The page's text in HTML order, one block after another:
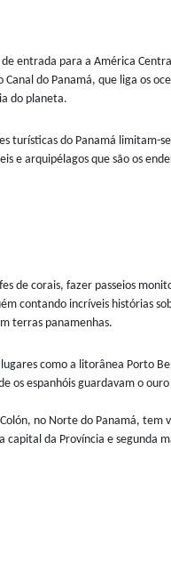
entrada para a América
do Panamá, que liga os
do planeta.
turísticas do Panamá limitam-
e arquipélagos que são os
de corais, fazer passeios
contando incríveis histórias
terras panamenhas.
como a litorânea Porto
os espanhóis guardavam o
no Norte do Panamá,
capital da Província e segunda